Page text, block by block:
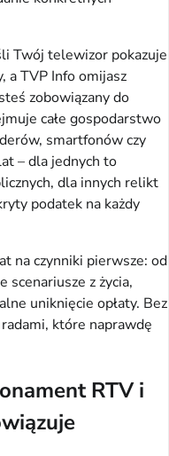
Twój telewizor pokazuje
a TVP Info omijasz
zobowiązany do
całe gospodarstwo
smartfonów czy
– dla jednych to
dla innych relikt
podatek na każdy
na czynniki pierwsze: od
scenariusze z życia,
uniknięcie opłaty. Bez
które naprawdę
RTV i